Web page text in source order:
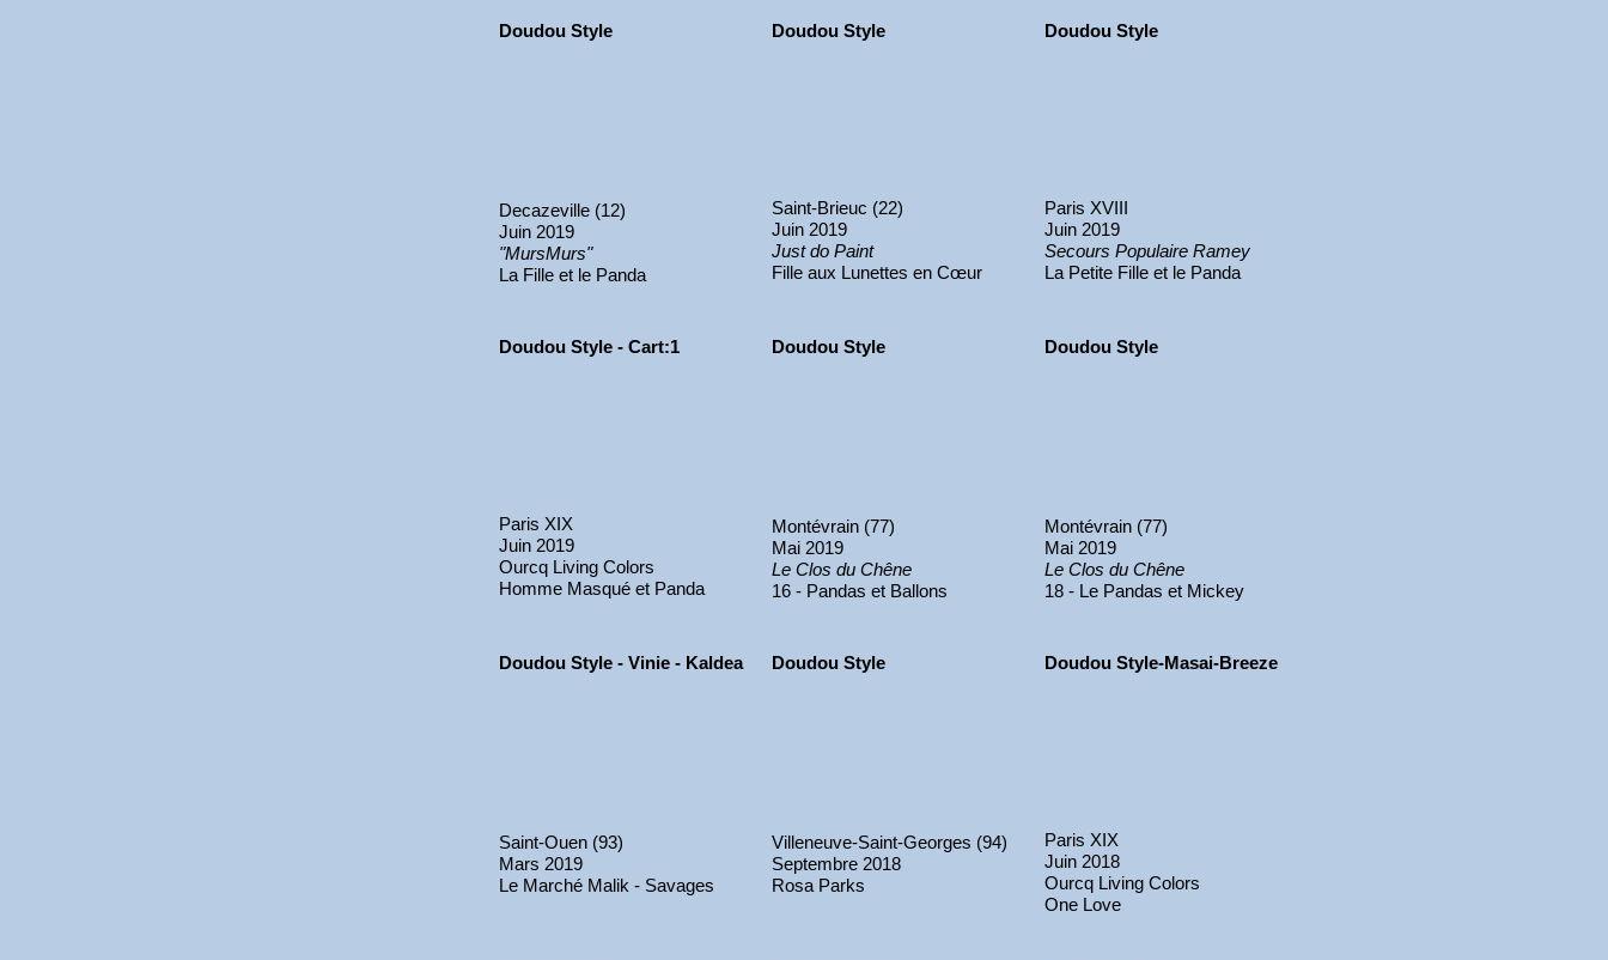
Doudou Style
Decazeville (12)
Juin 2019
"MursMurs"
La Fille et le Panda
Doudou Style
Saint-Brieuc (22)
Juin 2019
Just do Paint
Fille aux Lunettes en Cœur
Doudou Style
Paris XVIII
Juin 2019
Secours Populaire Ramey
La Petite Fille et le Panda
Doudou Style - Cart:1
Paris XIX
Juin 2019
Ourcq Living Colors
Homme Masqué et Panda
Doudou Style
Montévrain (77)
Mai 2019
Le Clos du Chêne
16 - Pandas et Ballons
Doudou Style
Montévrain (77)
Mai 2019
Le Clos du Chêne
18 - Le Pandas et Mickey
Doudou Style - Vinie - Kaldea
Saint-Ouen (93)
Mars 2019
Le Marché Malik - Savages
Doudou Style
Villeneuve-Saint-Georges (94)
Septembre 2018
Rosa Parks
Doudou Style-Masai-Breeze
Paris XIX
Juin 2018
Ourcq Living Colors
One Love